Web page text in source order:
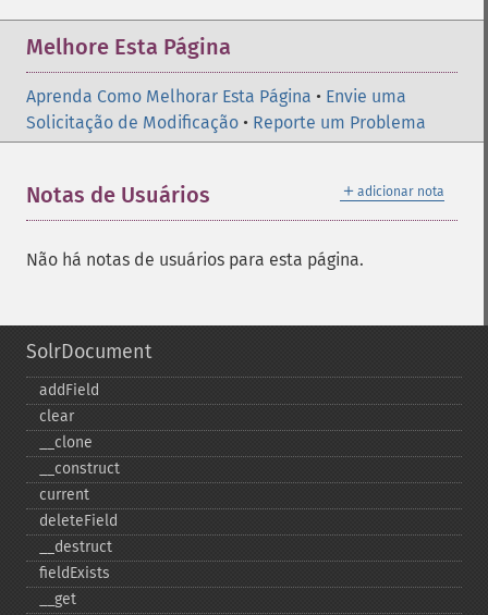
Melhore Esta Página
Aprenda Como Melhorar Esta Página • Envie uma
Solicitação de Modificação • Reporte um Problema
＋ adicionar nota
Notas de Usuários
Não há notas de usuários para esta página.
SolrDocument
addField
clear
_​_​clone
_​_​construct
current
deleteField
_​_​destruct
fieldExists
_​_​get